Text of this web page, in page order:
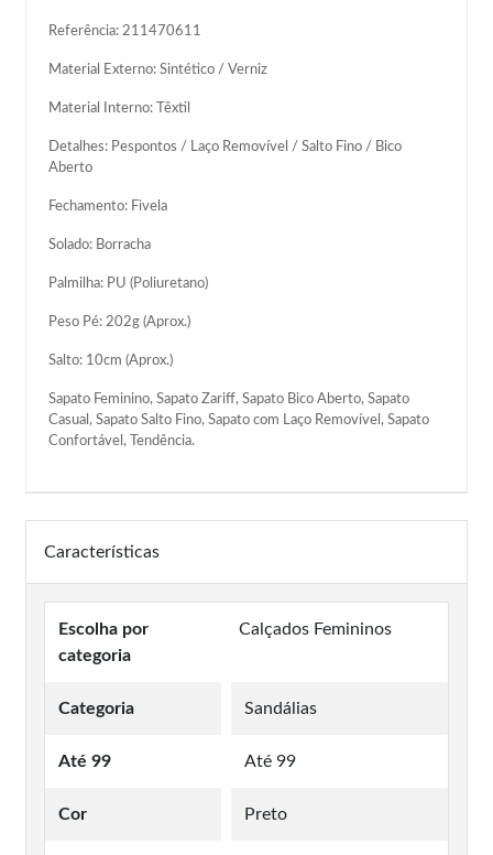
Referência: 211470611
Material Externo: Sintético / Verniz
Material Interno: Têxtil
Detalhes: Pespontos / Laço Removível / Salto Fino / Bico
Aberto
Fechamento: Fivela
Solado: Borracha
Palmilha: PU (Poliuretano)
Peso Pé: 202g (Aprox.)
Salto: 10cm (Aprox.)
Sapato Feminino, Sapato Zariff, Sapato Bico Aberto, Sapato
Casual, Sapato Salto Fino, Sapato com Laço Removível, Sapato
Confortável, Tendência.
Características
Escolha por
categoria
Calçados Femininos
Categoria Sandálias
Até 99 Até 99
Cor Preto